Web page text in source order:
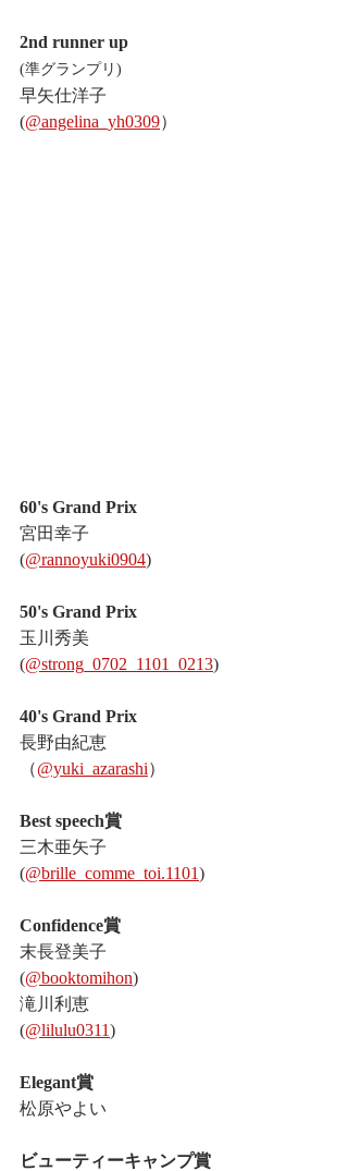
2nd runner up
(準グランプリ)
早矢仕洋子
(@angelina_yh0309）
60's Grand Prix
宮田幸子
(@rannoyuki0904)
50's Grand Prix
玉川秀美
(@strong_0702_1101_0213)
40's Grand Prix
長野由紀恵
（@yuki_azarashi）
Best speech賞
三木亜矢子
(@brille_comme_toi.1101)
Confidence賞
末長登美子
(@booktomihon)
滝川利恵
(@lilulu0311)
Elegant賞
松原やよい
ビューティーキャンプ賞